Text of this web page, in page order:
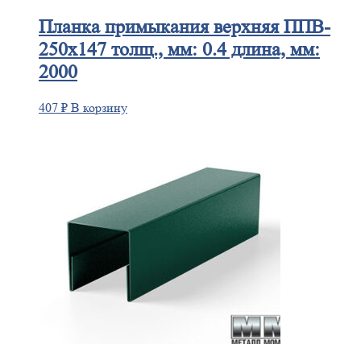
Планкапримыкания верхняя ППВ-
250х147 толщ., мм: 0.4 длина, мм:
2000
407 ₽ В корзину